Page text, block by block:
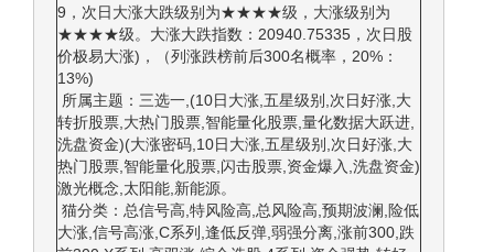
9，次日大涨大跌级别为★★★★级，大涨级别为
★★★★级。大涨大跌指数：20940.75335，次日股
价极易大涨)，（列涨跌榜前后300名概率，20%：
13%)
所属主题：三选一,(10日大涨,五星级别,次日好涨,大
转折股票,大热门股票,智能量化股票,量化数据大跃进,
洗盘资金)(大涨密码,10日大涨,五星级别,次日好涨,大
热门股票,智能量化股票,闪击股票,资金爆入,洗盘资金)
激光概念,太阳能,新能源。
猫分类：总信号高,特风险高,总风险高,预期波澜,险低
大涨,信号高涨,C系列,逢低反弹,弱强分离,涨前300,跌